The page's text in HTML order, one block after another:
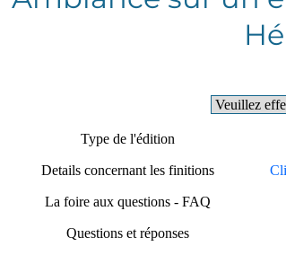
Type de l'édition
Details concernant les finitions
La foire aux questions - FAQ
Questions et réponses